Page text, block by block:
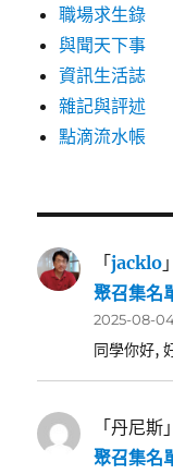
職場求生錄
與聞天下事
資訊生活誌
雜記與評述
點滴流水帳
「jacklo
聚召集名
2025-08-
同學你好,
「丹尼斯
聚召集名